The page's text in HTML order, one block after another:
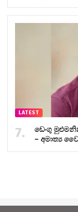
LATEST
ඩෙංගු
– අමාත්‍ය